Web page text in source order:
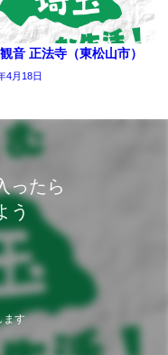
音 正法寺（東松山市）
4月18日
ったら
う
ます